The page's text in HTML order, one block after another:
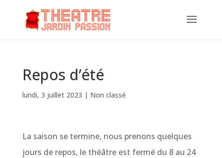
Repos d’été
lundi, 3 juillet 2023 | Non classé
La saison se termine, nous prenons quelques
jours de repos, le théâtre est fermé du 8 au 24